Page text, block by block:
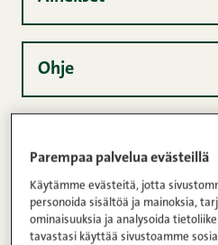
Parempaa palvelua evästeillä
Käytämme evästeitä, jotta
personoida sisältöä ja mainoksia,
ominaisuuksia ja analysoida
tavastasi käyttää sivustoamme